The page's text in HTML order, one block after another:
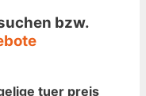
bzw.
tuer preis